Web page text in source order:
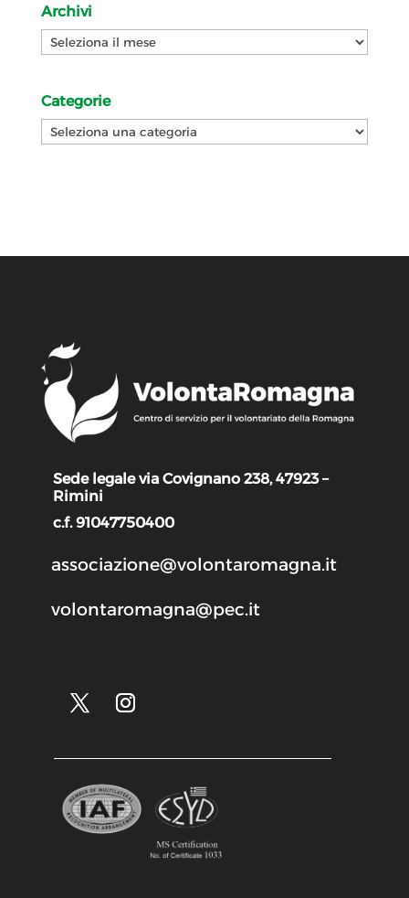
Archivi
Archivi
Categorie
Categorie
Sede legale via Covignano 238, 47923 –
Rimini
c.f. 91047750400
associazione@volontaromagna.it
volontaromagna@pec.it